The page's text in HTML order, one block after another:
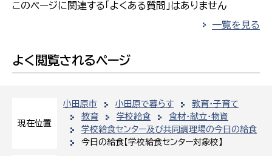
現在位置
小田原市 小田原で暮らす
教育・子育て
教育
学校給食
食材・献立・物資
学校給食センター及び共同調理場の今日の給食
今日の給食【学校給食センター対象校】
このページに関連する「よくある質問」はありません
一覧を見る
よく閲覧されるページ